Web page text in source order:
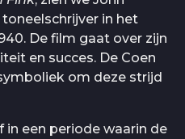
in het
De film gaat over zijn
en succes. De Coen
om deze strijd
in een periode waarin de